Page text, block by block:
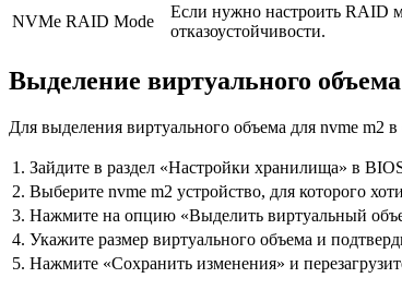
NVMe RAID Mode
Если нужно настроить RAID
отказоустойчивости.
Выделение виртуального объема
Для выделения виртуального объема для nvme m2
1. Зайдите в раздел «Настройки хранилища» в
2. Выберите nvme m2 устройство, для которого
3. Нажмите на опцию «Выделить виртуальный
4. Укажите размер виртуального объема и
5. Нажмите «Сохранить изменения» и